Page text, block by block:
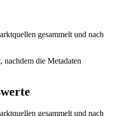
gesammelt und nach
die Metadaten
gesammelt und nach